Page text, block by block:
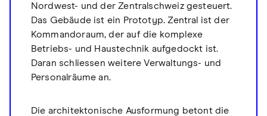
Nordwest- und der Zentralschweiz gesteuert.
Das Gebäude ist ein Prototyp. Zentral ist der
Kommandoraum, der auf die komplexe
Betriebs- und Haustechnik aufgedockt ist.
Daran schliessen weitere Verwaltungs- und
Personalräume an.
Die architektonische Ausformung betont die